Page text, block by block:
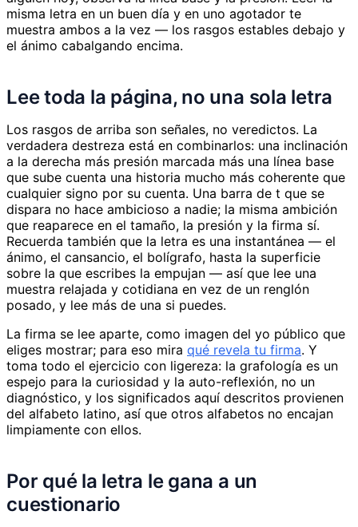
misma letra en un buen día y en uno agotador te
muestra ambos a la vez — los rasgos estables debajo y
el ánimo cabalgando encima.
Lee toda la página, no una sola letra
Los rasgos de arriba son señales, no veredictos. La
verdadera destreza está en combinarlos: una inclinación
a la derecha más presión marcada más una línea base
que sube cuenta una historia mucho más coherente que
cualquier signo por su cuenta. Una barra de t que se
dispara no hace ambicioso a nadie; la misma ambición
que reaparece en el tamaño, la presión y la firma sí.
Recuerda también que la letra es una instantánea — el
ánimo, el cansancio, el bolígrafo, hasta la superficie
sobre la que escribes la empujan — así que lee una
muestra relajada y cotidiana en vez de un renglón
posado, y lee más de una si puedes.
La firma se lee aparte, como imagen del yo público que
eliges mostrar; para eso mira qué revela tu firma. Y
toma todo el ejercicio con ligereza: la grafología es un
espejo para la curiosidad y la auto-reflexión, no un
diagnóstico, y los significados aquí descritos provienen
del alfabeto latino, así que otros alfabetos no encajan
limpiamente con ellos.
Por qué la letra le gana a un
cuestionario